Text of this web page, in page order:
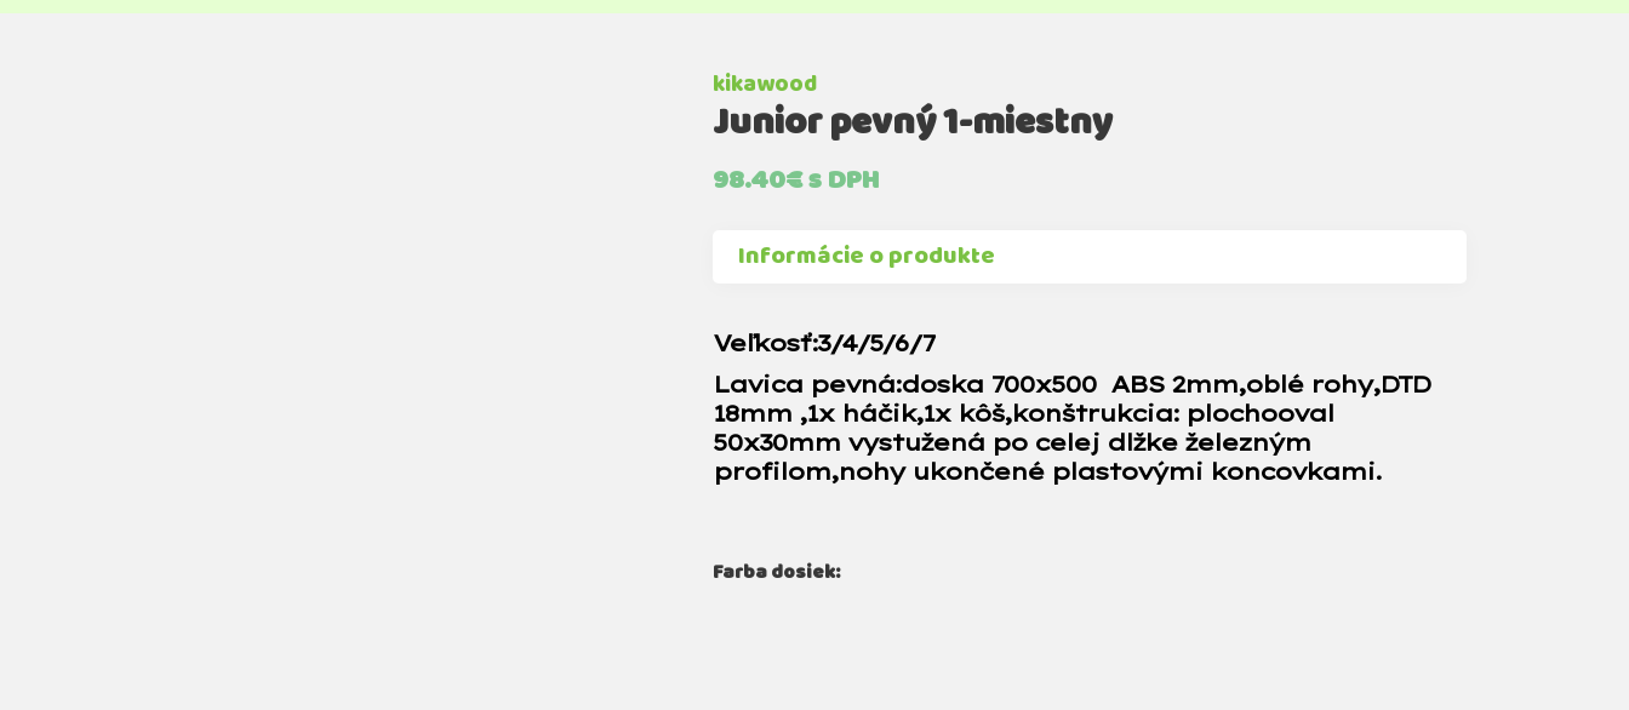
kikawood
Junior pevný 1-miestny
98.40€s DPH
Informácie o produkte
Veľkosť:3/4/5/6/7
Lavica pevná:doska 700x500 ABS 2mm,oblé rohy,DTD
18mm ,1x háčik,1x kôš,konštrukcia: plochooval
50x30mm vystužená po celej dlžke železným
profilom,nohy ukončené plastovými koncovkami.
Farba dosiek: